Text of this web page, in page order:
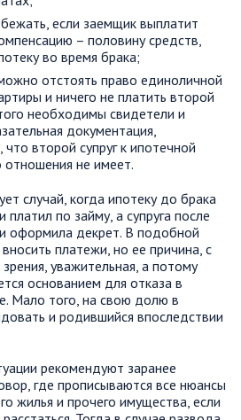
если заемщик выплатит
– половину средств,
во время брака;
отстоять право единоличной
и ничего не платить второй
необходимы свидетели и
документация,
второй супруг к ипотечной
отношения не имеет.
случай, когда ипотеку до брака
по займу, а супруга после
оформила декрет. В подобной
платежи, но ее причина, с
уважительная, а потому
основанием для отказа в
Мало того, на свою долю в
и родившийся впоследствии
рекомендуют заранее
где прописываются все нюансы
жилья и прочего имущества, если